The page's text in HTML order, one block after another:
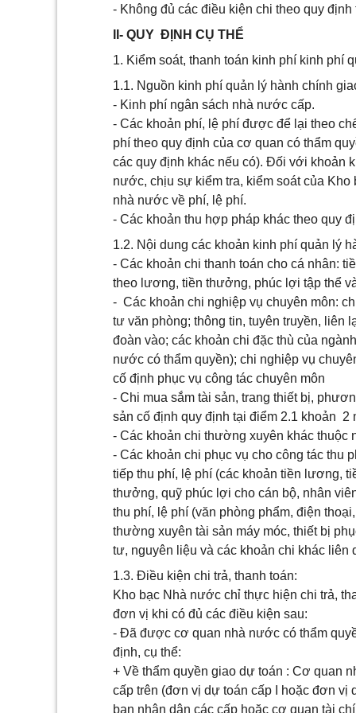
- Không đủ các điều kiện chi theo quy
II- QUY ĐỊNH CỤ THỂ
1. Kiểm soát, thanh toán kinh phí kinh phí
1.1. Nguồn kinh phí quản lý hành chính
- Kinh phí ngân sách nhà nước cấp.
- Các khoản phí, lệ phí được để lại theo
phí theo quy định của cơ quan có thẩm
các quy định khác nếu có). Đối với khoản
nước, chịu sự kiểm tra, kiểm soát của
nhà nước về phí, lệ phí.
- Các khoản thu hợp pháp khác theo quy
1.2. Nội dung các khoản kinh phí quản lý
- Các khoản chi thanh toán cho cá nhân:
theo lương, tiền thưởng, phúc lợi tập thể
- Các khoản chi nghiệp vụ chuyên môn:
tư văn phòng; thông tin, tuyên truyền, liên
đoàn vào; các khoản chi đặc thù của
nước có thẩm quyền); chi nghiệp vụ
cố định phục vụ công tác chuyên môn
- Chi mua sắm tài sản, trang thiết bị,
sản cố định quy định tại điểm 2.1 khoản 2
- Các khoản chi thường xuyên khác thuộc
- Các khoản chi phục vụ cho công tác thu
tiếp thu phí, lệ phí (các khoản tiền lương,
thưởng, quỹ phúc lợi cho cán bộ, nhân
thu phí, lệ phí (văn phòng phẩm, điện
thường xuyên tài sản máy móc, thiết bị
tư, nguyên liệu và các khoản chi khác liên
1.3. Điều kiện chi trả, thanh toán:
Kho bạc Nhà nước chỉ thực hiện chi trả,
đơn vị khi có đủ các điều kiện sau:
- Đã được cơ quan nhà nước có thẩm
định, cụ thể:
+ Về thẩm quyền giao dự toán : Cơ quan
cấp trên (đơn vị dự toán cấp I hoặc đơn
ban nhân dân các cấp hoặc cơ quan tài